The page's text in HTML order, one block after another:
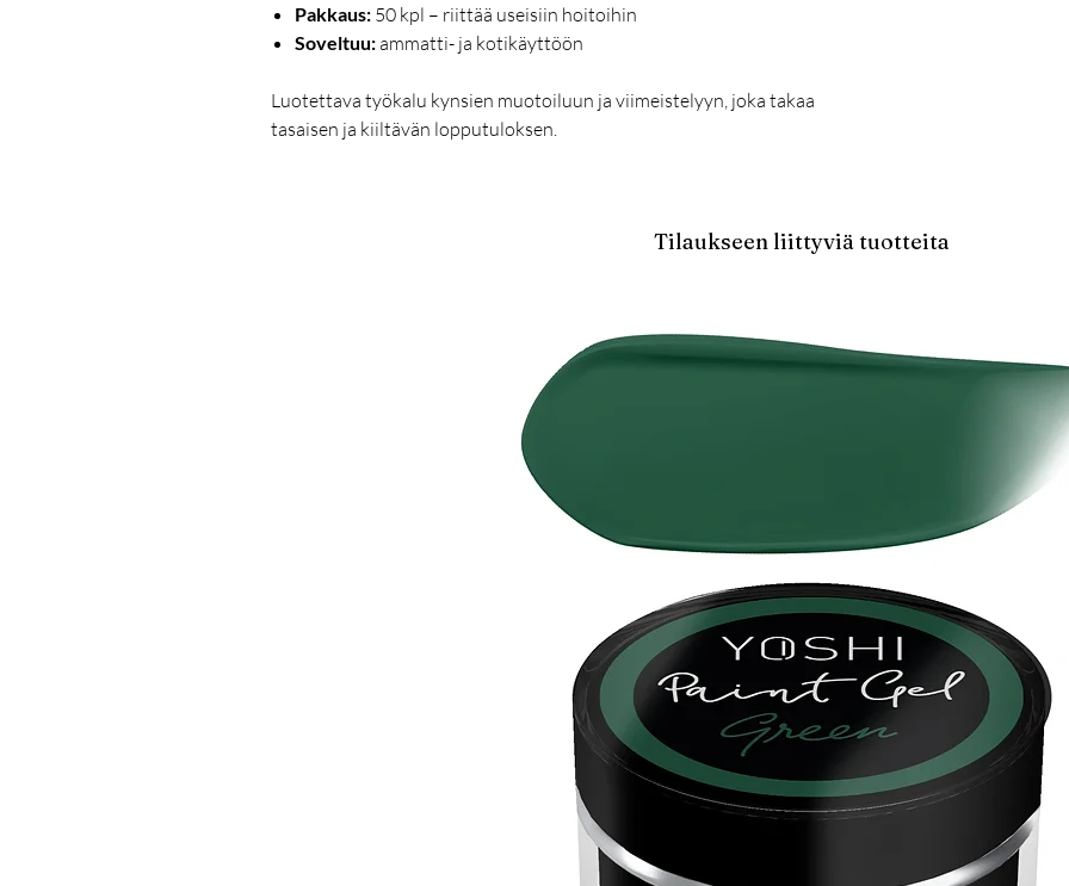
Pakkaus: 50 kpl – riittää useisiin hoitoihin
Soveltuu:ammatti- ja kotikäyttöön
Luotettava työkalu kynsien muotoiluun ja viimeistelyyn, joka takaa
tasaisen ja kiiltävän lopputuloksen.
Tilaukseen liittyviä tuotteita